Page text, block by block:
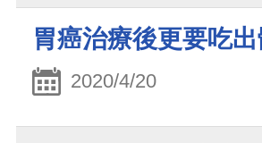
胃癌治療後更要吃
2020/4/20